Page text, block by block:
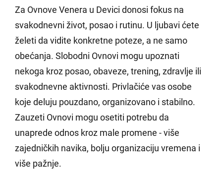
Za Ovnove Venera u Devici donosi fokus na
svakodnevni život, posao i rutinu. U ljubavi ćete
želeti da vidite konkretne poteze, a ne samo
obećanja. Slobodni Ovnovi mogu upoznati
nekoga kroz posao, obaveze, trening, zdravlje ili
svakodnevne aktivnosti. Privlačiće vas osobe
koje deluju pouzdano, organizovano i stabilno.
Zauzeti Ovnovi mogu osetiti potrebu da
unaprede odnos kroz male promene - više
zajedničkih navika, bolju organizaciju vremena i
više pažnje.